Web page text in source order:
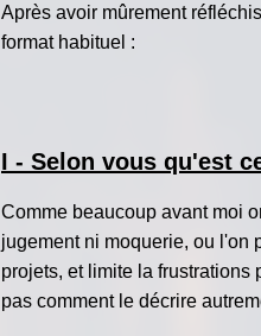
Après avoir mûrement
format habituel :
I - Selon vous qu'est
Comme beaucoup avant moi
jugement ni moquerie, ou l'on
projets, et limite la
pas comment le décrire